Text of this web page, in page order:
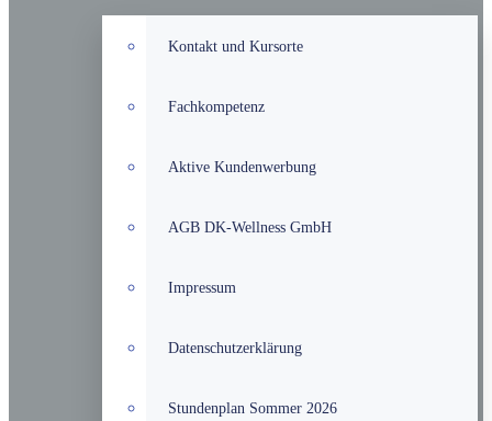
Kontakt und Kursorte
Fachkompetenz
Aktive Kundenwerbung
AGB DK-Wellness GmbH
Impressum
Datenschutzerklärung
Stundenplan Sommer 2026